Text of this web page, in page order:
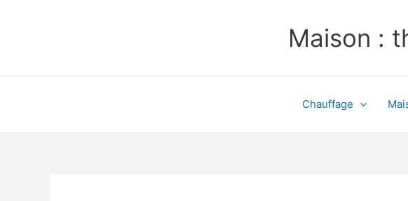
Maison :
Chauffage